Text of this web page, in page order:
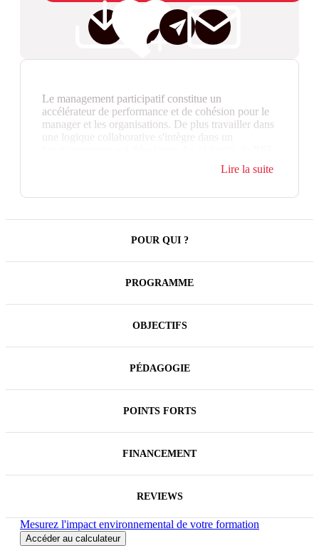
Le management participatif constitue un
accélérateur de performance et de cohésion pour le
manager et les organisations. De plus travailler dans
une logique collaborative s'intègre dans un
Cela exige de faire évoluer les modes de
fonctionnement et les attitudes notamment par le
Cette formation vous permet de vous engager dans
Lire la suite
POUR QUI ?
PROGRAMME
OBJECTIFS
PÉDAGOGIE
POINTS FORTS
FINANCEMENT
REVIEWS
Mesurez l'impact environnemental de votre formation
Accéder au calculateur